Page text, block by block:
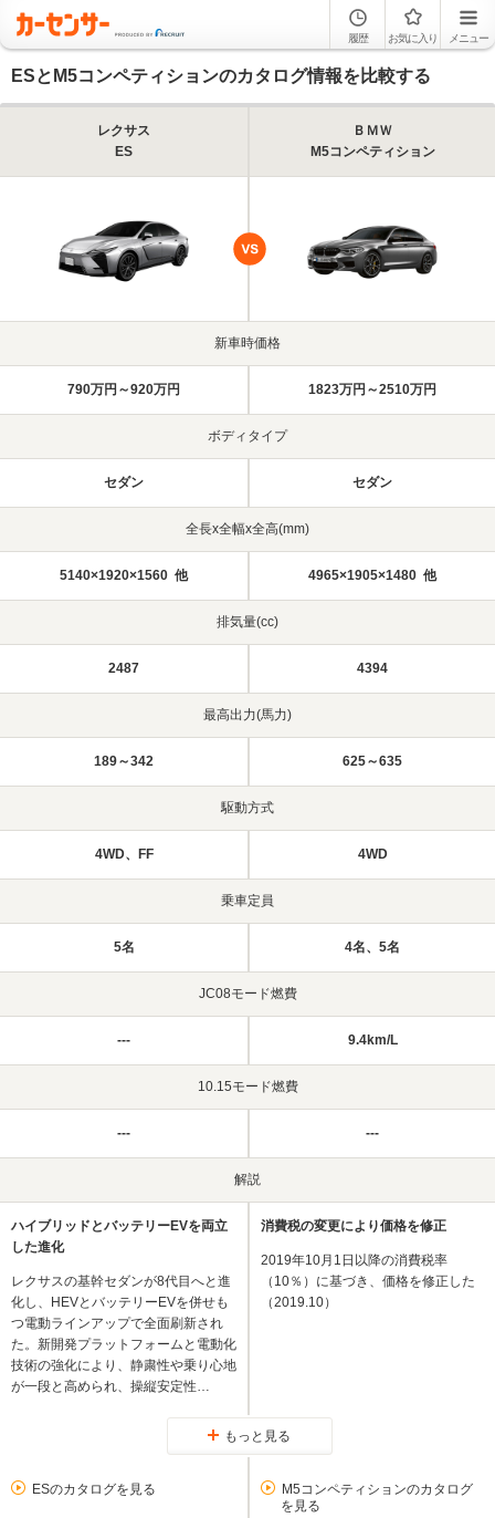
履歴 お気に入り メニュー
ESとM5コンペティションのカタログ情報を比較する
レクサス
ES
ＢＭＷ
M5コンペティション
新車時価格
790万円～920万円 1823万円～2510万円
ボディタイプ
セダン セダン
全長x全幅x全高(mm)
5140×1920×1560 他 4965×1905×1480 他
排気量(cc)
2487 4394
最高出力(馬力)
189～342 625～635
駆動方式
4WD、FF 4WD
乗車定員
5名 4名、5名
JC08モード燃費
--- 9.4km/L
10.15モード燃費
--- ---
解説
ハイブリッドとバッテリーEVを両立
した進化
レクサスの基幹セダンが8代目へと進
化し、HEVとバッテリーEVを併せも
つ電動ラインアップで全面刷新され
た。新開発プラットフォームと電動化
技術の強化により、静粛性や乗り心地
が一段と高められ、操縦安定性…
消費税の変更により価格を修正
2019年10月1日以降の消費税率
（10％）に基づき、価格を修正した
（2019.10）
もっと見る
ESのカタログを見る
M5コンペティションのカタログ
を見る